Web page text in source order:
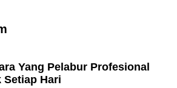
Yang Pelabur Profesional
Setiap Hari